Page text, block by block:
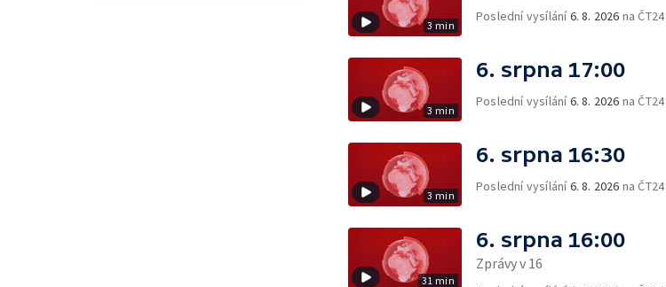
3 min
Poslední vysílání6. 8. 2026 na ČT24
3 min
6. srpna 17:00
Poslední vysílání6. 8. 2026 na ČT24
3 min
6. srpna 16:30
Poslední vysílání6. 8. 2026 na ČT24
31 min
6. srpna 16:00
Zprávy v 16